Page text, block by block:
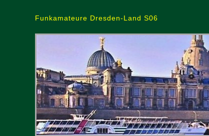
Funkamateure Dresden-Land S06